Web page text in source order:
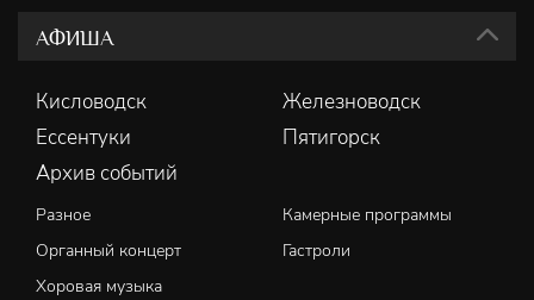
АФИША
Кисловодск
Железноводск
Ессентуки
Пятигорск
Архив событий
Разное
Камерные программы
Органный концерт
Гастроли
Хоровая музыка